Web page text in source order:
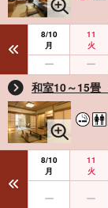
8/10
月
11
火
和室10～15
8/10
月
11
火